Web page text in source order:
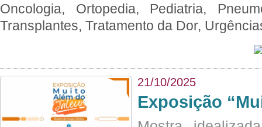
Oncologia, Ortopedia, Pediatria,
Transplantes, Tratamento da Dor,
21/10/2025
Exposição